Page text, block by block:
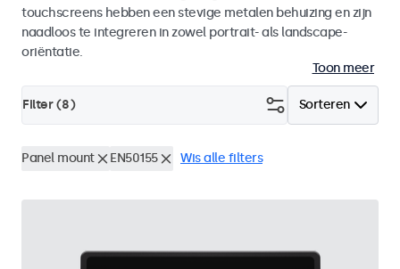
touchscreens hebben een stevige metalen behuizing en zijn
naadloos te integreren in zowel portrait- als landscape-
oriëntatie.
Toon meer
Sorteren
Filter (8)
Panel mount EN50155 Wis alle filters